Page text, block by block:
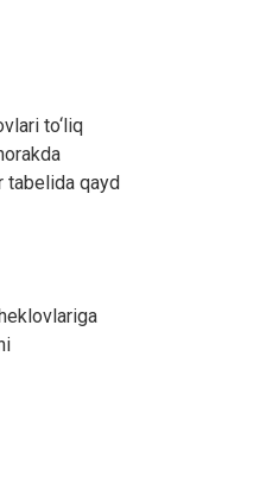
to‘liq
tabelida qayd